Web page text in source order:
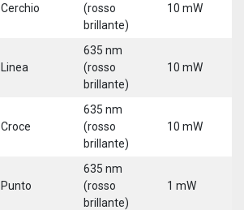
Cerchio
(rosso
brillante)
10 mW
Linea
635 nm
(rosso
brillante)
10 mW
Croce
635 nm
(rosso
brillante)
10 mW
Punto
635 nm
(rosso
brillante)
1 mW